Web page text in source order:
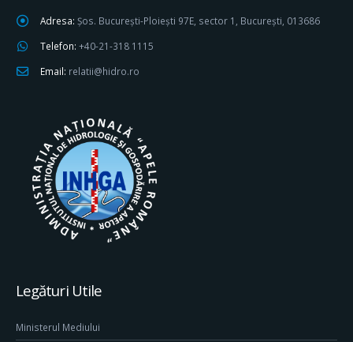
Adresa: Șos. București-Ploiești 97E, sector 1, București, 013686
Telefon: +40-21-318 1115
Email: relatii@hidro.ro
Legături Utile
Ministerul Mediului